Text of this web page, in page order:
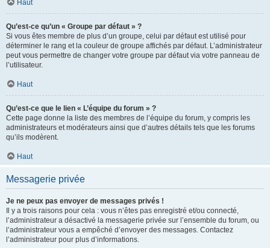
Haut
Qu’est-ce qu’un « Groupe par défaut » ?
Si vous êtes membre de plus d’un groupe, celui par défaut est utilisé pour
déterminer le rang et la couleur de groupe affichés par défaut. L’administrateur
peut vous permettre de changer votre groupe par défaut via votre panneau de
l’utilisateur.
Haut
Qu’est-ce que le lien « L’équipe du forum » ?
Cette page donne la liste des membres de l’équipe du forum, y compris les
administrateurs et modérateurs ainsi que d’autres détails tels que les forums
qu’ils modèrent.
Haut
Messagerie privée
Je ne peux pas envoyer de messages privés !
Il y a trois raisons pour cela : vous n’êtes pas enregistré et/ou connecté,
l’administrateur a désactivé la messagerie privée sur l’ensemble du forum, ou
l’administrateur vous a empêché d’envoyer des messages. Contactez
l’administrateur pour plus d’informations.